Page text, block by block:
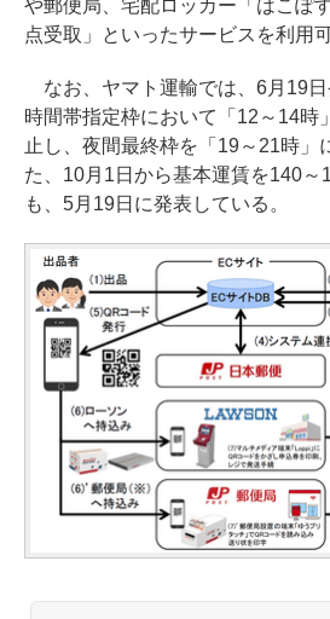
や郵便局、宅配ロッカー「はこぽ
点受取」といったサービスを利用可
なお、ヤマト運輸では、6月19
時間帯指定枠において「12～14時
止し、夜間最終枠を「19～21時」
た、10月1日から基本運賃を140～
も、5月19日に発表している。